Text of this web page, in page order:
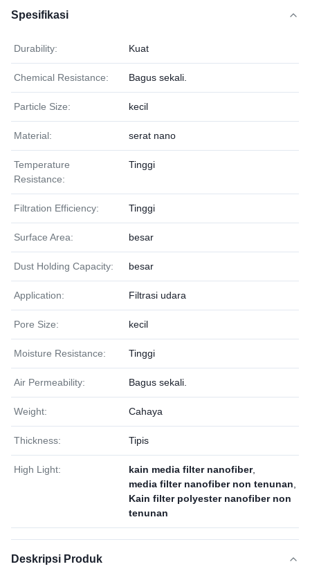
Spesifikasi
Durability: Kuat
Chemical Resistance: Bagus sekali.
Particle Size: kecil
Material: serat nano
Temperature
Resistance:
Tinggi
Filtration Efficiency: Tinggi
Surface Area: besar
Dust Holding Capacity: besar
Application: Filtrasi udara
Pore Size: kecil
Moisture Resistance: Tinggi
Air Permeability: Bagus sekali.
Weight: Cahaya
Thickness: Tipis
High Light: kain media filter nanofiber,
media filter nanofiber non tenunan
Kain filter polyester nanofiber non
tenunan
Deskripsi Produk